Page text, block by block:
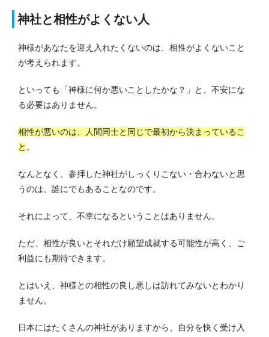
神社と相性がよくない人
神様があなたを迎え入れたくないのは、相性がよくないこと
が考えられます。
といっても「神様に何か悪いことしたかな？」と、不安にな
る必要はありません。
相性が悪いのは、人間同士と同じで最初から決まっているこ
と 。
なんとなく、参拝した神社がしっくりこない・合わないと思
うのは、誰にでもあることなのです。
それによって、不幸になるということはありません。
ただ、相性が良いとそれだけ願望成就する可能性が高く、ご
利益にも期待できます。
とはいえ、神様との相性の良し悪しは訪れてみないとわかり
ません。
日本にはたくさんの神社がありますから、自分を快く受け入